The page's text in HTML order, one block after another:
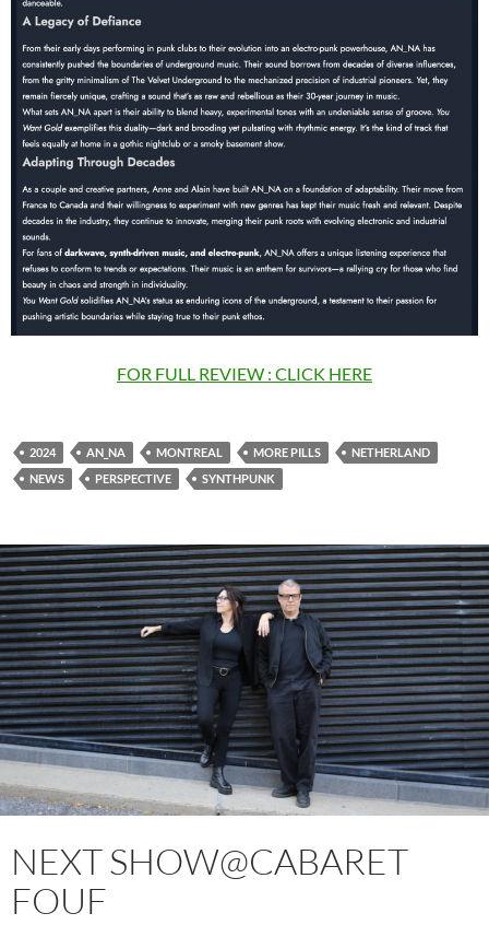
FOR FULL REVIEW : CLICK HERE
2024 AN_NA MONTREAL MORE PILLS
NETHERLAND
NEWS
PERSPECTIVE SYNTHPUNK
NEXT SHOW@CABARET
FOUF